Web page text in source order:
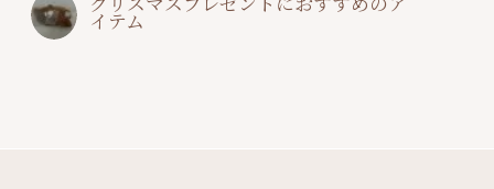
クリスマスプレゼントにおすすめのア
イテム